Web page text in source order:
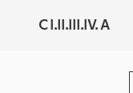
C I.II.III.IV. A